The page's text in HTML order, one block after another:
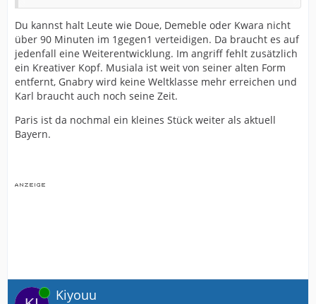
Ribery und Robben für einige Zeit Ihre Positionen
getauscht oder haben gemeinsam eine Seite komplett
überlagert.
Da kam gestern ja so gar nichts wirklich, was vielleicht
mal überraschend gewesen wäre.
Und vielleicht muss man dann auch für den ganz
großen Erfolg doch mehr Wert auf die Defensive legen.
gegen Real und gestern PSG.
Du kannst halt Leute wie Doue, Demeble oder Kwara nicht
über 90 Minuten im 1gegen1 verteidigen. Da braucht es auf
jedenfall eine Weiterentwicklung. Im angriff fehlt zusätzlich
ein Kreativer Kopf. Musiala ist weit von seiner alten Form
entfernt, Gnabry wird keine Weltklasse mehr erreichen und
Karl braucht auch noch seine Zeit.
Paris ist da nochmal ein kleines Stück weiter als aktuell
Bayern.
Online Kiyouu